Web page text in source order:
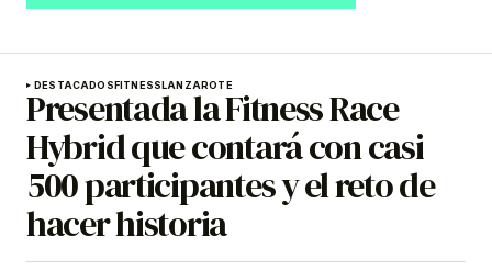
DESTACADOSFITNESSLANZAROTE
Presentada la Fitness Race
Hybrid que contará con casi
500 participantes y el reto de
hacer historia